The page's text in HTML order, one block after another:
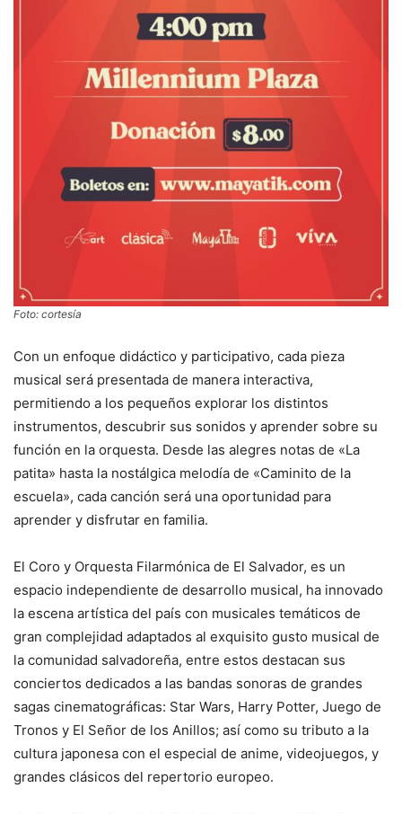
Foto: cortesía
Con un enfoque didáctico y participativo, cada pieza
musical será presentada de manera interactiva,
permitiendo a los pequeños explorar los distintos
instrumentos, descubrir sus sonidos y aprender sobre su
función en la orquesta. Desde las alegres notas de «La
patita» hasta la nostálgica melodía de «Caminito de la
escuela», cada canción será una oportunidad para
aprender y disfrutar en familia.
El Coro y Orquesta Filarmónica de El Salvador, es un
espacio independiente de desarrollo musical, ha innovado
la escena artística del país con musicales temáticos de
gran complejidad adaptados al exquisito gusto musical de
la comunidad salvadoreña, entre estos destacan sus
conciertos dedicados a las bandas sonoras de grandes
sagas cinematográficas: Star Wars, Harry Potter, Juego de
Tronos y El Señor de los Anillos; así como su tributo a la
cultura japonesa con el especial de anime, videojuegos, y
grandes clásicos del repertorio europeo.